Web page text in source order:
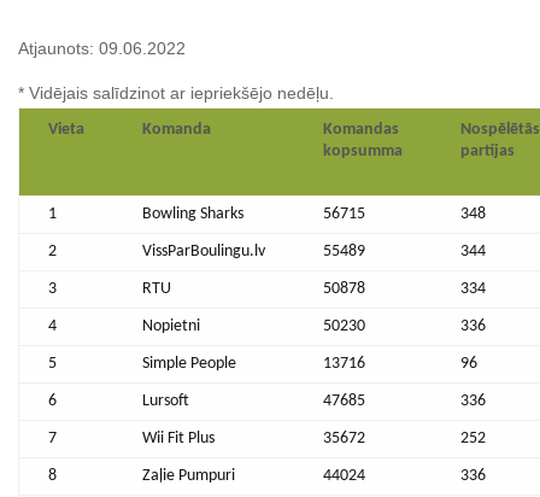
Atjaunots: 09.06.2022
* Vidējais salīdzinot ar iepriekšējo nedēļu.
Vieta Komanda
Komandas
kopsumma
Nospēlētās
partijas
1 Bowling Sharks 56715 348
2 VissParBoulingu.lv 55489 344
3 RTU 50878 334
4 Nopietni 50230 336
5 Simple People 13716 96
6 Lursoft 47685 336
7 Wii Fit Plus 35672 252
8 Zaļie Pumpuri 44024 336